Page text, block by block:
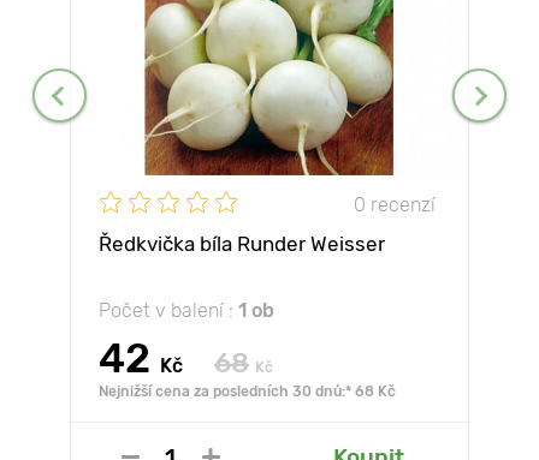
0 recenzí
Ředkvička bíla Runder Weisser
Počet v balení : 1 ob
42 Kč 68 Kč
Nejnižší cena za posledních 30 dnů:* 68 Kč